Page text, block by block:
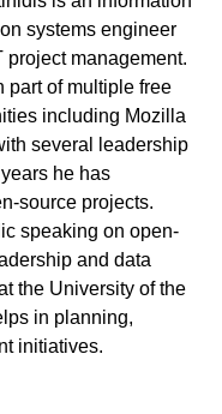
systems engineer
project management.
part of multiple free
including Mozilla
several leadership
he has
source projects.
speaking on open-
and data
the University of the
in planning,
initiatives.